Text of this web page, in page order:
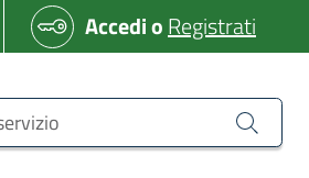
AccedioRegistrati